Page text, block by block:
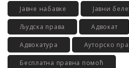
Јавне набавке Јавни
Људска права Адвокат
Адвокатура Ауторско
Бесплатна правна помоћ